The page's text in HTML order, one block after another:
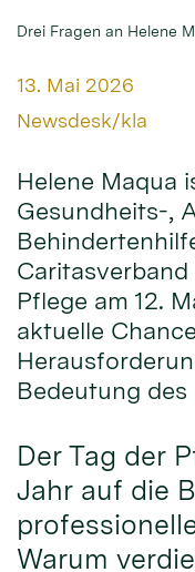
Drei Fragen an Helene
Datum:
13. Mai 2026
Von:
Newsdesk/kla
Helene Maqua
Gesundheits-,
Caritasverband
Pflege am 12.
aktuelle
Bedeutung
Der Tag der
Jahr auf die
Warum